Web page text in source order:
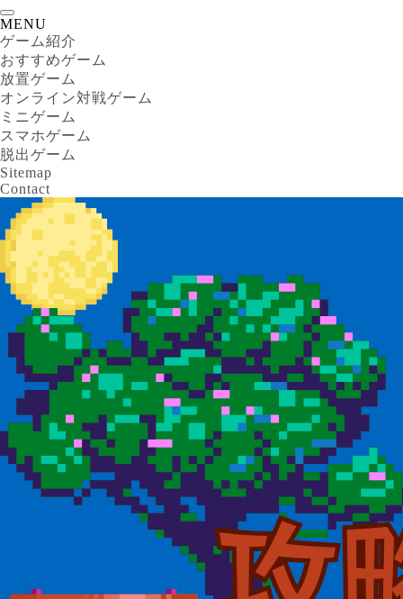
MENU
ゲーム紹介
おすすめゲーム
放置ゲーム
オンライン対戦ゲーム
ミニゲーム
スマホゲーム
脱出ゲーム
Sitemap
Contact